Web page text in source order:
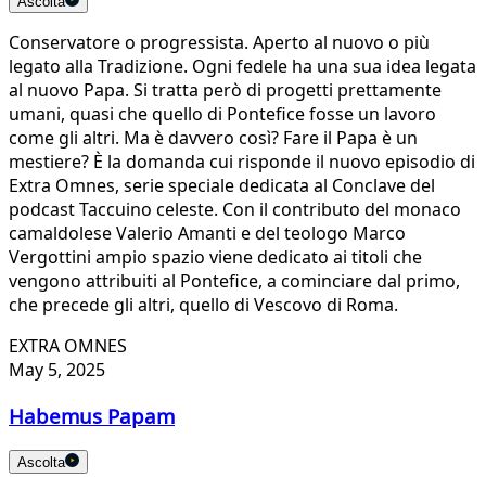
Conservatore o progressista. Aperto al nuovo o più
legato alla Tradizione. Ogni fedele ha una sua idea legata
al nuovo Papa. Si tratta però di progetti prettamente
umani, quasi che quello di Pontefice fosse un lavoro
come gli altri. Ma è davvero così? Fare il Papa è un
mestiere? È la domanda cui risponde il nuovo episodio di
Extra Omnes, serie speciale dedicata al Conclave del
podcast Taccuino celeste. Con il contributo del monaco
camaldolese Valerio Amanti e del teologo Marco
Vergottini ampio spazio viene dedicato ai titoli che
vengono attribuiti al Pontefice, a cominciare dal primo,
che precede gli altri, quello di Vescovo di Roma.
EXTRA OMNES
May 5, 2025
Habemus Papam
Ascolta